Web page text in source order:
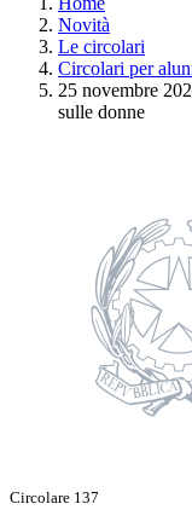
Novità
Le circolari
Circolari per
25 novembre
sulle donne
Circolare 137